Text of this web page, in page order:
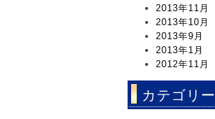
2013年11月
2013年10月
2013年9月
2013年1月
2012年11月
カテゴリー